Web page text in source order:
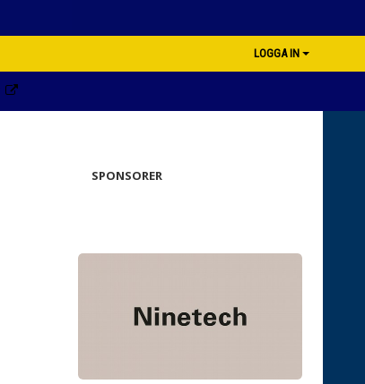
LOGGA IN
SPONSORER